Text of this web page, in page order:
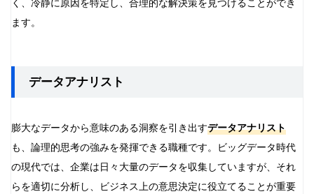
く、冷静に原因を特定し、合理的な解決策を見つけることができ
ます。
データアナリスト
膨大なデータから意味のある洞察を引き出すデータアナリスト
も、論理的思考の強みを発揮できる職種です。ビッグデータ時代
の現代では、企業は日々大量のデータを収集していますが、それ
らを適切に分析し、ビジネス上の意思決定に役立てることが重要